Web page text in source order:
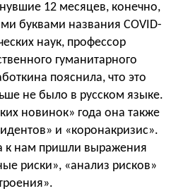
12 месяцев, конечно,
буквами названия COVID-
наук, профессор
гуманитарного
пояснила, что это
не было в русском языке.
новинок» года она также
и «коронакризис».
к нам пришли выражения
риски», «анализ рисков»